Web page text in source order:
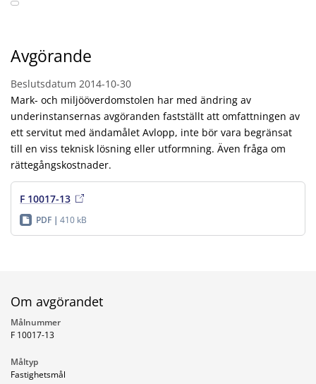
Avgörande
Beslutsdatum 2014-10-30
Mark- och miljööverdomstolen har med ändring av
underinstansernas avgöranden fastställt att omfattningen av
ett servitut med ändamålet Avlopp, inte bör vara begränsat
till en viss teknisk lösning eller utformning. Även fråga om
rättegångskostnader.
F 10017-13
PDF 410 kB
Om avgörandet
Målnummer
F 10017-13
Måltyp
Fastighetsmål